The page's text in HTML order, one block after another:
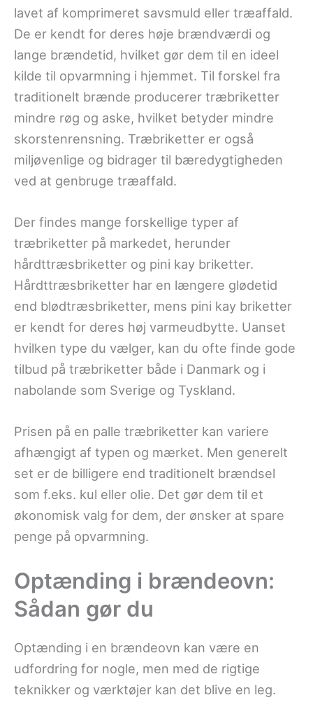
lavet af komprimeret savsmuld eller træaffald.
De er kendt for deres høje brændværdi og
lange brændetid, hvilket gør dem til en ideel
kilde til opvarmning i hjemmet. Til forskel fra
traditionelt brænde producerer træbriketter
mindre røg og aske, hvilket betyder mindre
skorstenrensning. Træbriketter er også
miljøvenlige og bidrager til bæredygtigheden
ved at genbruge træaffald.
Der findes mange forskellige typer af
træbriketter på markedet, herunder
hårdttræsbriketter og pini kay briketter.
Hårdttræsbriketter har en længere glødetid
end blødtræsbriketter, mens pini kay briketter
er kendt for deres høj varmeudbytte. Uanset
hvilken type du vælger, kan du ofte finde gode
tilbud på træbriketter både i Danmark og i
nabolande som Sverige og Tyskland.
Prisen på en palle træbriketter kan variere
afhængigt af typen og mærket. Men generelt
set er de billigere end traditionelt brændsel
som f.eks. kul eller olie. Det gør dem til et
økonomisk valg for dem, der ønsker at spare
penge på opvarmning.
Optænding i brændeovn:
Sådan gør du
Optænding i en brændeovn kan være en
udfordring for nogle, men med de rigtige
teknikker og værktøjer kan det blive en leg.